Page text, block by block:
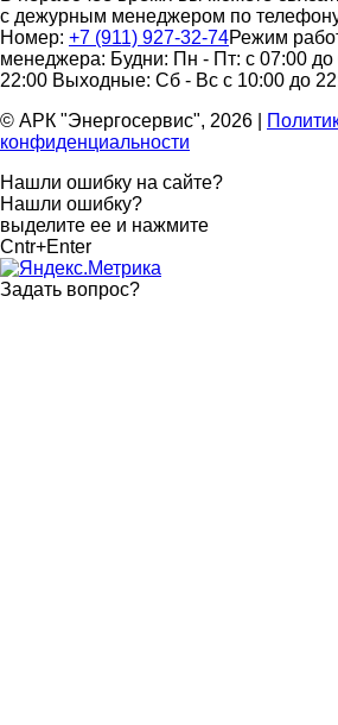
с дежурным менеджером по
Номер: +7 (911) 927-32-74Режим
менеджера: Будни: Пн - Пт: с 07:00
22:00 Выходные: Сб - Вс с 10:00 до
© АРК "Энергосервис", 2026
конфиденциальности
Нашли ошибку на сайте?
Нашли ошибку?
выделите ее и нажмите
Cntr+Enter
Задать вопрос?